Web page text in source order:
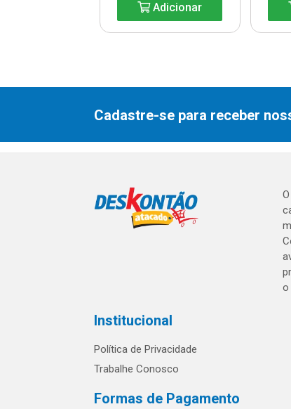
Adicionar
Cadastre-se para receber
o
Institucional
Política de Privacidade
Trabalhe Conosco
Formas de Pagamento